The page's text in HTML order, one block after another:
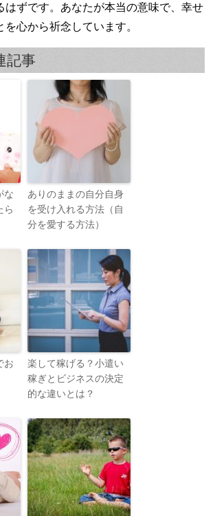
はずです。あなたが本当の意味で、幸せ
心から祈念しています。
記事
な
ら
ありのままの自分自身
を受け入れる方法（自
分を愛する方法）
お
楽して稼げる？小遣い
稼ぎとビジネスの決定
的な違いとは？